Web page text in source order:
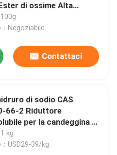
di ossime Alta
Basso ingiallimento e
Negoziabile
Contattaci
di sodio CAS
66-2 Riduttore
per la candeggina di
farmaci e il recupero di
nobili
kg
USD29-39/kg